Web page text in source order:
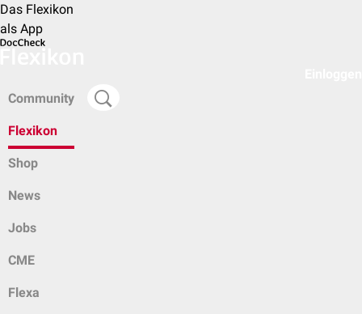
Das Flexikon
als App
Community
Flexikon
Shop
News
Jobs
CME
Flexa